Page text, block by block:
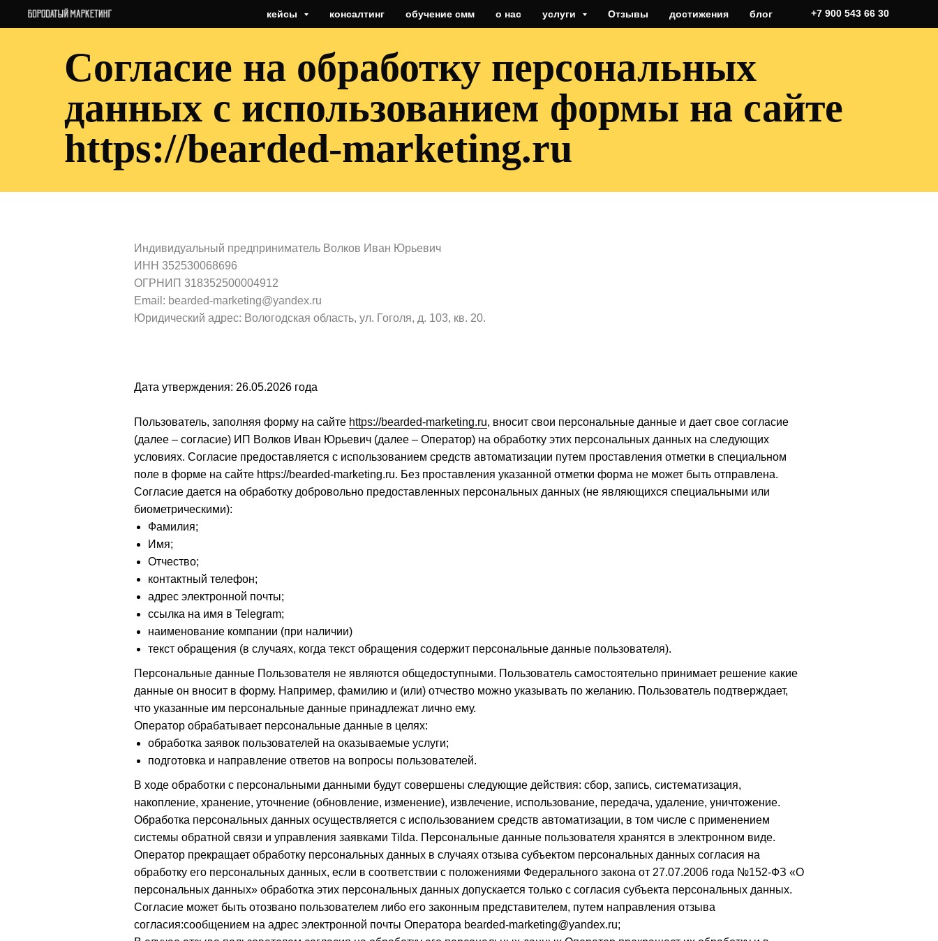
кейсы консалтинг обучение смм о нас услуги Отзывы достижения блог +7 900 543 66 30
Согласие на обработку персональных
данных с использованием формы на сайте
https://bearded-marketing.ru
Индивидуальный предприниматель Волков Иван Юрьевич
ИНН 352530068696
ОГРНИП 318352500004912
Email: bearded-marketing@yandex.ru
Юридический адрес: Вологодская область, ул. Гоголя, д. 103, кв. 20.
Дата утверждения: 26.05.2026 года
Пользователь, заполняя форму на сайте https://bearded-marketing.ru, вносит свои персональные данные и дает свое согласие
(далее – согласие) ИП Волков Иван Юрьевич (далее – Оператор) на обработку этих персональных данных на следующих
условиях. Согласие предоставляется с использованием средств автоматизации путем проставления отметки в специальном
поле в форме на сайте https://bearded-marketing.ru. Без проставления указанной отметки форма не может быть отправлена.
Согласие дается на обработку добровольно предоставленных персональных данных (не являющихся специальными или
биометрическими):
Фамилия;
Имя;
Отчество;
контактный телефон;
адрес электронной почты;
ссылка на имя в Telegram;
наименование компании (при наличии)
текст обращения (в случаях, когда текст обращения содержит персональные данные пользователя).
Персональные данные Пользователя не являются общедоступными. Пользователь самостоятельно принимает решение какие
данные он вносит в форму. Например, фамилию и (или) отчество можно указывать по желанию. Пользователь подтверждает,
что указанные им персональные данные принадлежат лично ему.
Оператор обрабатывает персональные данные в целях:
обработка заявок пользователей на оказываемые услуги;
подготовка и направление ответов на вопросы пользователей.
В ходе обработки с персональными данными будут совершены следующие действия: сбор, запись, систематизация,
накопление, хранение, уточнение (обновление, изменение), извлечение, использование, передача, удаление, уничтожение.
Обработка персональных данных осуществляется с использованием средств автоматизации, в том числе с применением
системы обратной связи и управления заявками Tilda. Персональные данные пользователя хранятся в электронном виде.
Оператор прекращает обработку персональных данных в случаях отзыва субъектом персональных данных согласия на
обработку его персональных данных, если в соответствии с положениями Федерального закона от 27.07.2006 года №152-ФЗ «О
персональных данных» обработка этих персональных данных допускается только с согласия субъекта персональных данных.
Согласие может быть отозвано пользователем либо его законным представителем, путем направления отзыва
согласия:сообщением на адрес электронной почты Оператора bearded-marketing@yandex.ru;